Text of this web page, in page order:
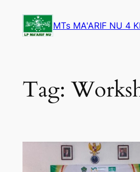
konten
MTs MA'ARIF NU 4
Tag: